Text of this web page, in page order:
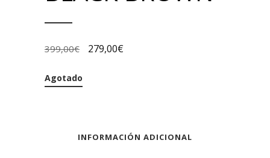
399,00€ 279,00€
Agotado
INFORMACIÓN ADICIONAL